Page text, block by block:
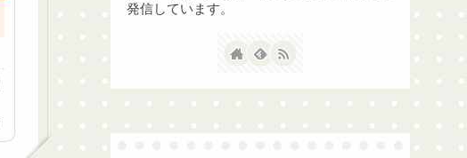
発信しています。